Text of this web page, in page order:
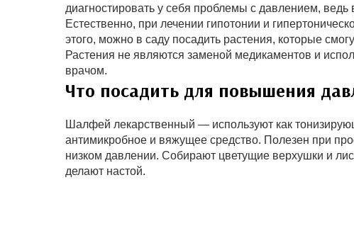
диагностировать у себя проблемы с давлением, ведь
Естественно, при лечении гипотонии и
этого, можно в саду посадить растения, которые
Растения не являются заменой медикаментов и
врачом.
Что посадить для повышения
Шалфей лекарственный — используют как
антимикробное и вяжущее средство. Полезен при
низком давлении. Собирают цветущие верхушки и
делают настой.